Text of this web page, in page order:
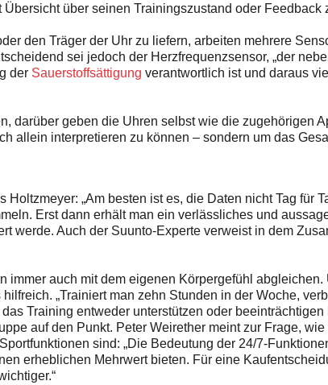
über seinen Trainingszustand oder Feedback
den Träger der Uhr zu liefern, arbeiten mehrere
sei jedoch der Herzfrequenzsensor, „der
der Sauerstoffsättigung verantwortlich ist und daraus
darüber geben die Uhren selbst wie die zugehörigen
allein interpretieren zu können – sondern um das
„Am besten ist es, die Daten nicht Tag für
Erst dann erhält man ein verlässliches und
werde. Auch der Suunto-Experte verweist in dem
immer auch mit dem eigenen Körpergefühl
„Trainiert man zehn Stunden in der Woche,
Training entweder unterstützen oder
auf den Punkt. Peter Weirether meint zur Frage,
sind: „Die Bedeutung der 24/7-
erheblichen Mehrwert bieten. Für eine